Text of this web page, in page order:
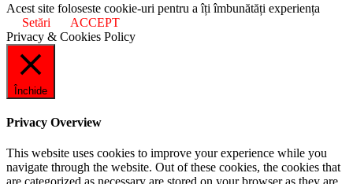
Acest site foloseste cookie-uri pentru a îți îmbunătăți experiența
Setări
ACCEPT
Privacy & Cookies Policy
Închide
Privacy Overview
This website uses cookies to improve your experience while you
navigate through the website. Out of these cookies, the cookies that